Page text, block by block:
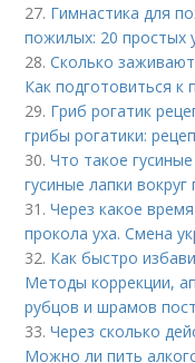
27. Гимнастика для
пожилых: 20 простых
28.Сколько
Как подготовиться к
29. Гриб рогатик
грибы рогатики:
30.Что такое
гусиные лапки вокруг
31.Через какое
прокола уха. Смена
32. Как быстро
Методы коррекции,
рубцов и шрамов
33.Через сколько
Можно ли пить